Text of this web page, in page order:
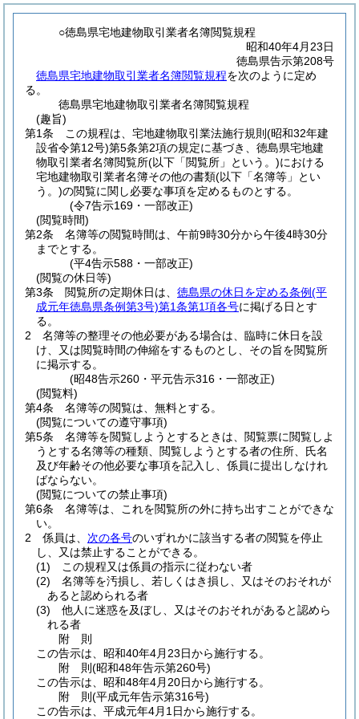
○徳島県宅地建物取引業者名簿閲覧規程
昭和40年4月23日
徳島県告示第208号
徳島県宅地建物取引業者名簿閲覧規程を次のように定め
る。
徳島県宅地建物取引業者名簿閲覧規程
(趣旨)
第1条
この規程は、宅地建物取引業法施行規則 (昭和32年建
設省令第12号)第5条第2項の規定に基づき、徳島県宅地建
物取引業者名簿閲覧所(以下「閲覧所」という。)における
宅地建物取引業者名簿その他の書類(以下「名簿等」とい
う。)の閲覧に関し必要な事項を定めるものとする。
(令7告示169・一部改正)
(閲覧時間)
第2条
名簿等の閲覧時間は、午前9時30分から午後4時30分
までとする。
(平4告示588・一部改正)
(閲覧の休日等)
第3条
閲覧所の定期休日は、 徳島県の休日を定める条例(平
成元年徳島県条例第3号)第1条第1項各号に掲げる日とす
る。
2
名簿等の整理その他必要がある場合は、臨時に休日を設
け、又は閲覧時間の伸縮をするものとし、その旨を閲覧所
に掲示する。
(昭48告示260・平元告示316・一部改正)
(閲覧料)
第4条
名簿等の閲覧は、無料とする。
(閲覧についての遵守事項)
第5条
名簿等を閲覧しようとするときは、閲覧票に閲覧しよ
うとする名簿等の種類、閲覧しようとする者の住所、氏名
及び年齢その他必要な事項を記入し、係員に提出しなけれ
ばならない。
(閲覧についての禁止事項)
第6条
名簿等は、これを閲覧所の外に持ち出すことができな
い。
2
係員は、 次の各号のいずれかに該当する者の閲覧を停止
し、又は禁止することができる。
(1)
この規程又は係員の指示に従わない者
(2)
名簿等を汚損し、若しくはき損し、又はそのおそれが
あると認められる者
(3)
他人に迷惑を及ぼし、又はそのおそれがあると認めら
れる者
附 則
この告示は、昭和40年4月23日から施行する。
附 則(昭和48年告示第260号)
この告示は、昭和48年4月20日から施行する。
附 則(平成元年告示第316号)
この告示は、平成元年4月1日から施行する。